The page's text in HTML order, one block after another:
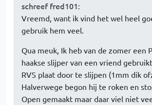
schreef fred101:
Vreemd, want ik vind het wel heel
gebruik hem veel.
Qua meuk, Ik heb van de zomer een
haakse slijper van een vriend
RVS plaat door te slijpen (1mm dik
Halverwege begon hij te roken en
Open gemaakt maar daar viel niet